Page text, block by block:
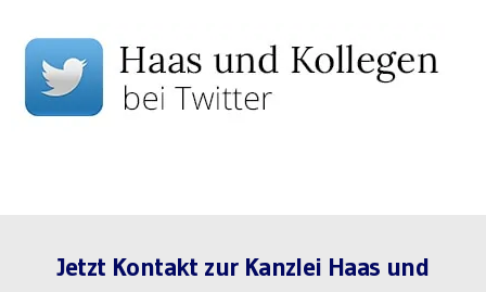
Jetzt Kontakt zur Kanzlei Haas und